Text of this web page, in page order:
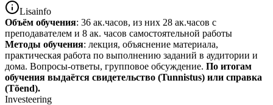
Lisainfo
Объём обучения: 36 ак.часов, из них 28 ак.часов с
преподавателем и 8 ак. часов самостоятельной работы
Методы обучения: лекция, объяснение материала,
практическая работа по выполнению заданий в аудитории и
дома. Вопросы-ответы, групповое обсуждение. По итогам
обучения выдаётся свидетельство (Tunnistus) или справка
(Tõend).
Investeering